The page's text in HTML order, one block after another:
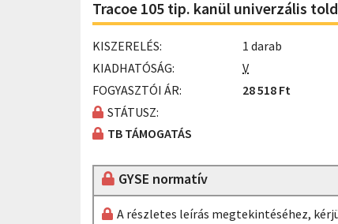
Tracoe 105 tip. kanül univerzális
KISZERELÉS:
1 darab
KIADHATÓSÁG:
V
FOGYASZTÓI ÁR:
28 518 Ft
STÁTUSZ:
TB TÁMOGATÁS
GYSE normatív
A részletes leírás megtekintéséhez,